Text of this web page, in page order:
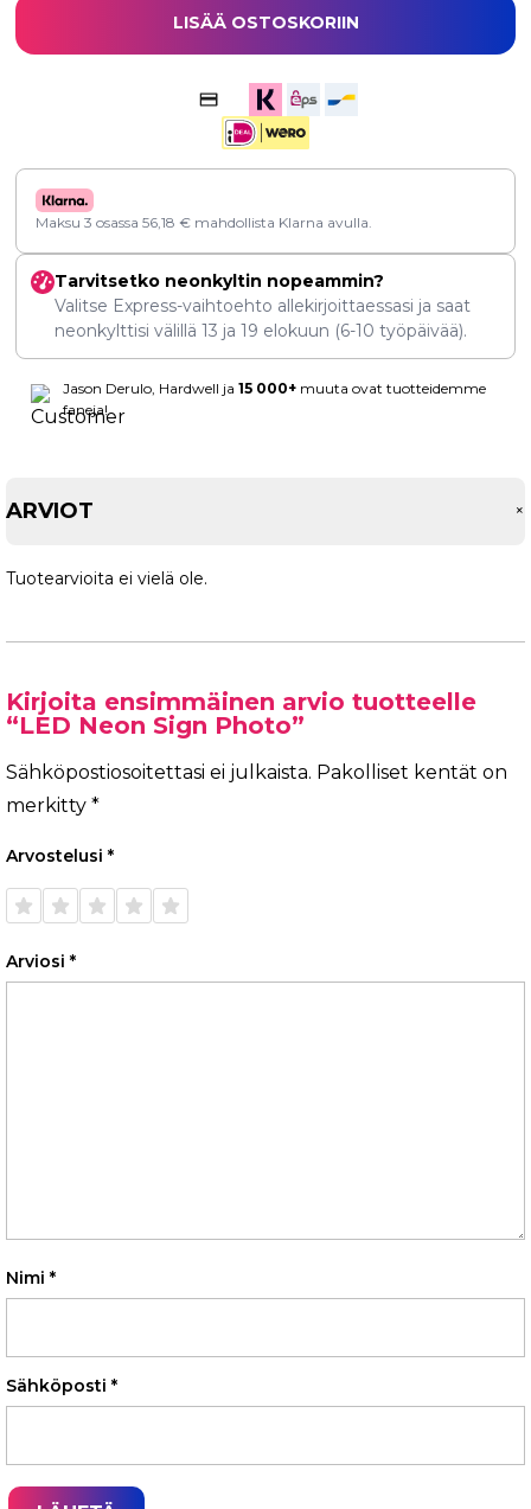
LISÄÄ OSTOSKORIIN
Maksu 3 osassa 56,18 € mahdollista Klarna avulla.
Tarvitsetko neonkyltin nopeammin?
Valitse Express-vaihtoehto allekirjoittaessasi ja saat
neonkylttisi välillä 13 ja 19 elokuun (6-10 työpäivää).
Jason Derulo, Hardwell ja 15 000+ muuta ovat tuotteidemme
faneja!
ARVIOT +
Tuotearvioita ei vielä ole.
Kirjoita ensimmäinen arvio tuotteelle
“LED Neon Sign Photo”
Sähköpostiosoitettasi ei julkaista. Pakolliset kentät on
merkitty *
Arvostelusi *
1/5
tähteä
2/5
tähteä
3/5
tähteä
4/5
tähteä
5/5
tähteä
Arviosi *
Nimi *
Sähköposti *